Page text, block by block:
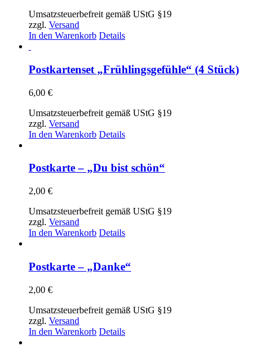
Umsatzsteuerbefreit gemäß UStG §19
zzgl. Versand
In den Warenkorb Details
Postkartenset „Frühlingsgefühle“ (4 Stück)
6,00 €
Umsatzsteuerbefreit gemäß UStG §19
zzgl. Versand
In den Warenkorb Details
Postkarte – „Du bist schön“
2,00 €
Umsatzsteuerbefreit gemäß UStG §19
zzgl. Versand
In den Warenkorb Details
Postkarte – „Danke“
2,00 €
Umsatzsteuerbefreit gemäß UStG §19
zzgl. Versand
In den Warenkorb Details